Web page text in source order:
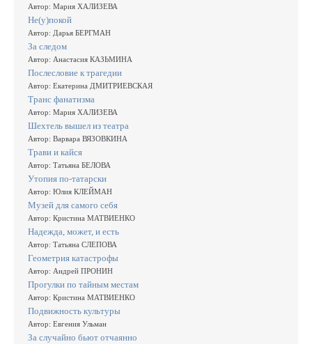
Автор: Мария ХАЛИЗЕВА
Не(у)покой
Автор: Дарья БЕРГМАН
За следом
Автор: Анастасия КАЗЬМИНА
Послесловие к трагедии
Автор: Екатерина ДМИТРИЕВСКАЯ
Транс фанатизма
Автор: Мария ХАЛИЗЕВА
Шехтель вышел из театра
Автор: Варвара ВЯЗОВКИНА
Трави и кайся
Автор: Татьяна БЕЛОВА
Утопия по-татарски
Автор: Юлия КЛЕЙМАН
Музей для самого себя
Автор: Кристина МАТВИЕНКО
Надежда, может, и есть
Автор: Татьяна СЛЕПОВА
Геометрия катастрофы
Автор: Андрей ПРОНИН
Прогулки по тайным местам
Автор: Кристина МАТВИЕНКО
Подвижность культуры
Автор: Евгения Ульман
За случайно бьют отчаянно